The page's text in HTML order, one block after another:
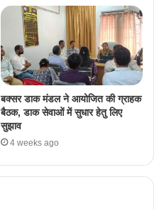
बक्सर डाक मंडल ने आयोजित की ग्राहक
बैठक, डाक सेवाओं में सुधार हेतु लिए
सुझाव
4 weeks ago